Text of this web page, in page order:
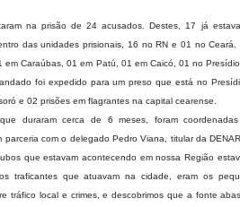
na prisão de 24 acusados. Destes, 17 já
das unidades prisionais, 16 no RN e 01 no Ceará.
Caraúbas, 01 em Patú, 01 em Caicó, 01 no
foi expedido para um preso que está no
e 02 prisões em flagrantes na capital cearense.
duraram cerca de 6 meses, foram
com o delegado Pedro Viana, titular da
que estavam acontecendo em nossa Região
traficantes que atuavam na cidade, eram os
tráfico local e crimes, e descobrimos que a fonte